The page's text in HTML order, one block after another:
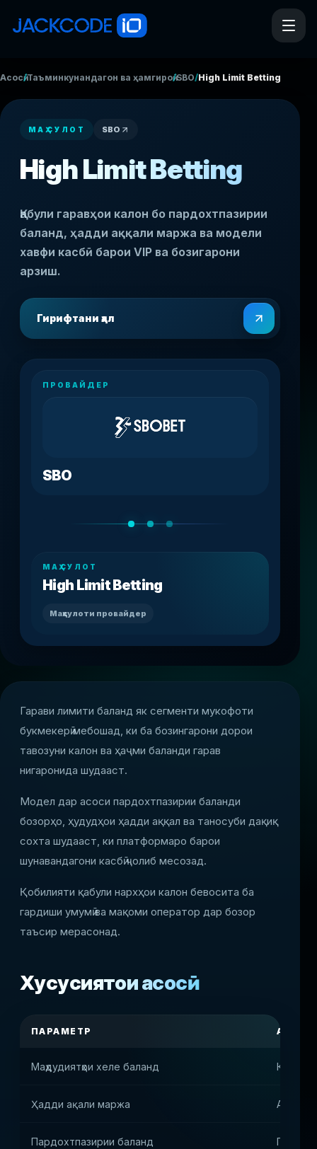
Асосӣ/Таъминкунандагон ва ҳамгироӣ/SBO/High Limit Betting
МАҲСУЛОТ SBO
High Limit Betting
Қабули гаравҳои калон бо пардохтпазирии
баланд, ҳадди аққали маржа ва модели
хавфи касбӣ барои VIP ва бозигарони
арзиш.
Гирифтани ҳал
ПРОВАЙДЕР
SBO
МАҲСУЛОТ
High Limit Betting
Маҳсулоти провайдер
Гарави лимити баланд як сегменти мукофоти
букмекерӣ мебошад, ки ба бозингарони дорои
тавозуни калон ва ҳаҷми баланди гарав
нигаронида шудааст.
Модел дар асоси пардохтпазирии баланди
бозорҳо, ҳудудҳои ҳадди аққал ва таносуби дақиқ
сохта шудааст, ки платформаро барои
шунавандагони касбӣ ҷолиб месозад.
Қобилияти қабули нархҳои калон бевосита ба
гардиши умумӣ ва мақоми оператор дар бозор
таъсир мерасонад.
Хусусиятҳои асосӣ
ПАРАМЕТР
Маҳдудиятҳои хеле баланд Кор бо
Ҳадди ақали маржа
Пардохтпазирии баланд Гарави